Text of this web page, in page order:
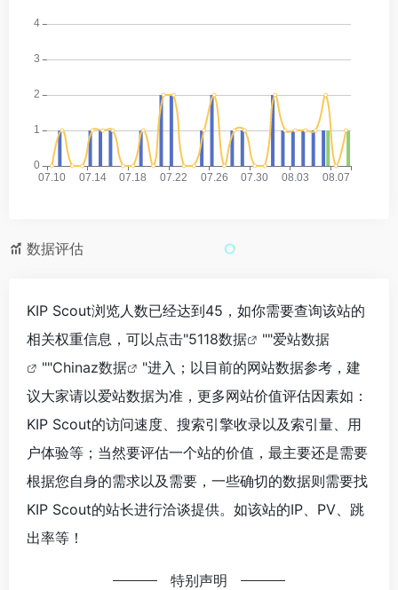
数据评估
KIP Scout浏览人数已经达到45，如你需要查询该站的
相关权重信息，可以点击"5118数据 ""爱站数据
""Chinaz数据
"进入；以目前的网站数据参考，建
议大家请以爱站数据为准，更多网站价值评估因素如：
KIP Scout的访问速度、搜索引擎收录以及索引量、用
户体验等；当然要评估一个站的价值，最主要还是需要
根据您自身的需求以及需要，一些确切的数据则需要找
KIP Scout的站长进行洽谈提供。如该站的IP、PV、跳
出率等！
特别声明